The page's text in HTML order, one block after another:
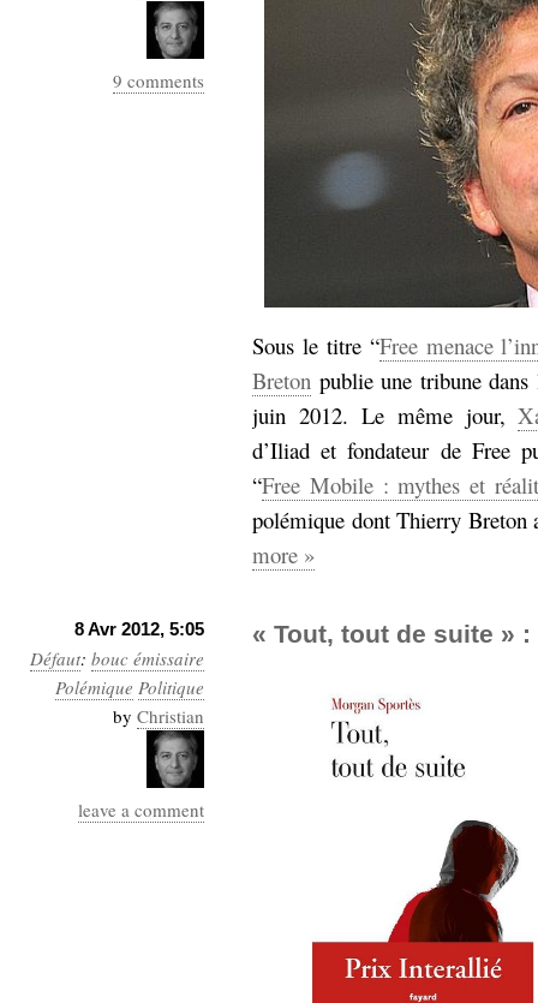
9 comments
Sous le titre “Free menace
Breton publie une tribune
juin 2012. Le même jour,
d’Iliad et fondateur de Free
“Free Mobile : mythes et
polémique dont Thierry Breton
more »
8 Avr 2012, 5:05
Défaut: bouc émissaire
Polémique Politique
by Christian
leave a comment
« Tout, tout de suite »
business_model
cinéma
Cloud
mémoire ontologie
participation
Politique Probabilité
programmation projet
REST
simondon
Social-Network